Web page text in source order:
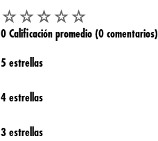
☆☆☆☆☆
0 Calificación promedio (0 comentarios)
5 estrellas
4 estrellas
3 estrellas